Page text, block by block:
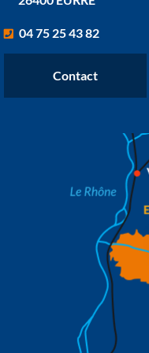
04 75 25 43 82
Contact